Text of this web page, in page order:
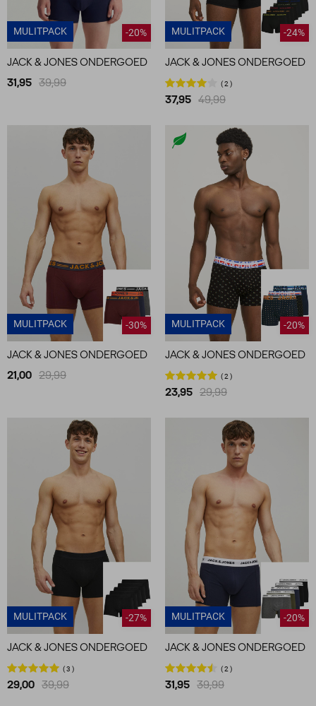
MULITPACK -20%
JACK & JONES ONDERGOED
31,95 39,99
MULITPACK -24%
JACK & JONES ONDERGOED
2
37,95 49,99
MULITPACK -30%
JACK & JONES ONDERGOED
21,00 29,99
MULITPACK -20%
JACK & JONES ONDERGOED
2
23,95 29,99
MULITPACK -27%
JACK & JONES ONDERGOED
3
29,00 39,99
MULITPACK -20%
JACK & JONES ONDERGOED
2
31,95 39,99